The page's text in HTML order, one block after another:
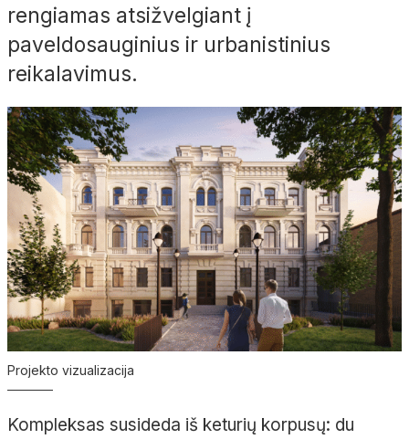
rengiamas atsižvelgiant į
paveldosauginius ir urbanistinius
reikalavimus.
Projekto vizualizacija
Kompleksas susideda iš keturių korpusų: du